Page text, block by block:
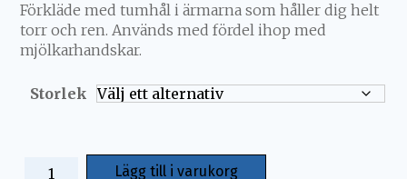
Förkläde med tumhål i ärmarna som håller dig helt
torr och ren. Används med fördel ihop med
mjölkarhandskar.
Storlek
Lägg till i varukorg